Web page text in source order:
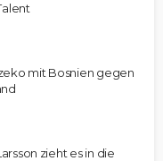
mit Bosnien gegen
zieht es in die